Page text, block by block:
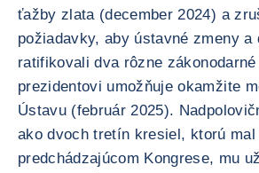
ťažby zlata (december 2024) a
požiadavky, aby ústavné zmeny a
ratifikovali dva rôzne
prezidentovi umožňuje okamžite
Ústavu (február 2025).
ako dvoch tretín kresiel, ktorú mal
predchádzajúcom Kongrese, mu